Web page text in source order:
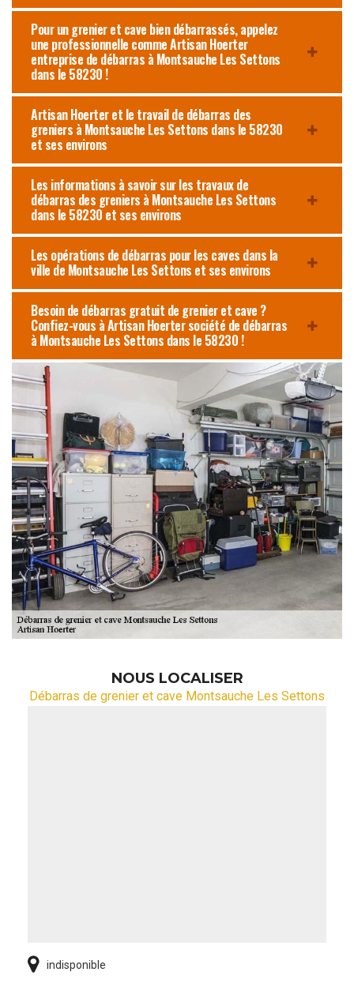
Pour un grenier et cave bien débarrassés, appelez
une professionnelle comme Artisan Hoerter
entreprise de débarras à Montsauche Les Settons
dans le 58230 !
Artisan Hoerter et le travail de débarras des
greniers à Montsauche Les Settons dans le 58230
et ses environs
Les informations à savoir sur les travaux de
débarras des greniers à Montsauche Les Settons
dans le 58230 et ses environs
Les opérations de débarras pour les caves dans la
ville de Montsauche Les Settons et ses environs
Besoin de débarras gratuit de grenier et cave ?
Confiez-vous à Artisan Hoerter société de débarras
à Montsauche Les Settons dans le 58230 !
NOUS LOCALISER
Débarras de grenier et cave Montsauche Les Settons
indisponible